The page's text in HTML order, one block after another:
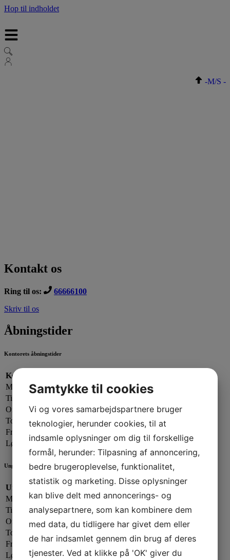
Hop til indholdet
-M/S -
Kontakt os
Ring til os:
66666100
Skriv til os
Åbningstider
Kontorets åbningstider
Kontorets åbningstider:
Mandag:
13.00 - 19.00
Tirsdag:
Onsdag:
09.00 - 13.00
Torsdag:
13.00 - 17.00
Fredag:
Lørdag - Søndag: Lukket
Ungdomsafdelingen
Ungdomsafdelingen:
Mandag: 17.00 - 20.00
Tirsdag:
Lukket
Onsdag:
17.00 - 20.00
Torsdag:
Fredag:
Lukket
Lørdag:
Efter aftale
Samtykke til cookies
Vi og vores samarbejdspartnere bruger
teknologier, herunder cookies, til at
indsamle oplysninger om dig til forskellige
formål, herunder: Tilpasning af annoncering,
bedre brugeroplevelse, funktionalitet,
statistik og marketing. Disse oplysninger
kan blive delt med annoncerings- og
analysepartnere, som kan kombinere dem
med data, du tidligere har givet dem eller
de har indsamlet gennem din brug af deres
tjenester. Ved at klikke på 'OK' giver du